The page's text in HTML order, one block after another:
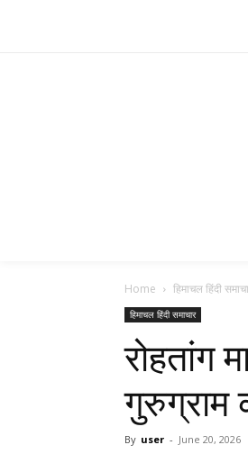
Home हिमाचल हिंदी
हिमाचल हिंदी समाचार
रोहतांग
गुरुग्राम
By user - June 20, 2026